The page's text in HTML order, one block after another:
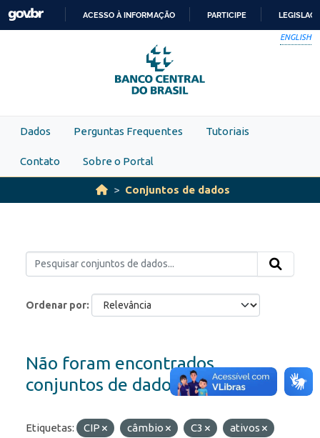
Skip to main content
PARA
O
CONTEÚDO
ACESSO À INFORMAÇÃO PARTICIPE
ENGLISH
Dados Perguntas Frequentes Tutoriais
Contato Sobre o Portal
Conjuntos de dados
Ordenar por
Não foram encontrados
conjuntos de dados
Etiquetas: CIP câmbio C3
ativos